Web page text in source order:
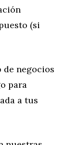
(si
negocios
para
a tus